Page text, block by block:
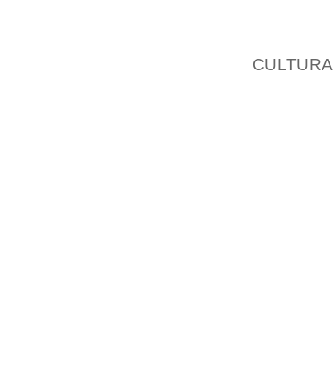
CULTURA